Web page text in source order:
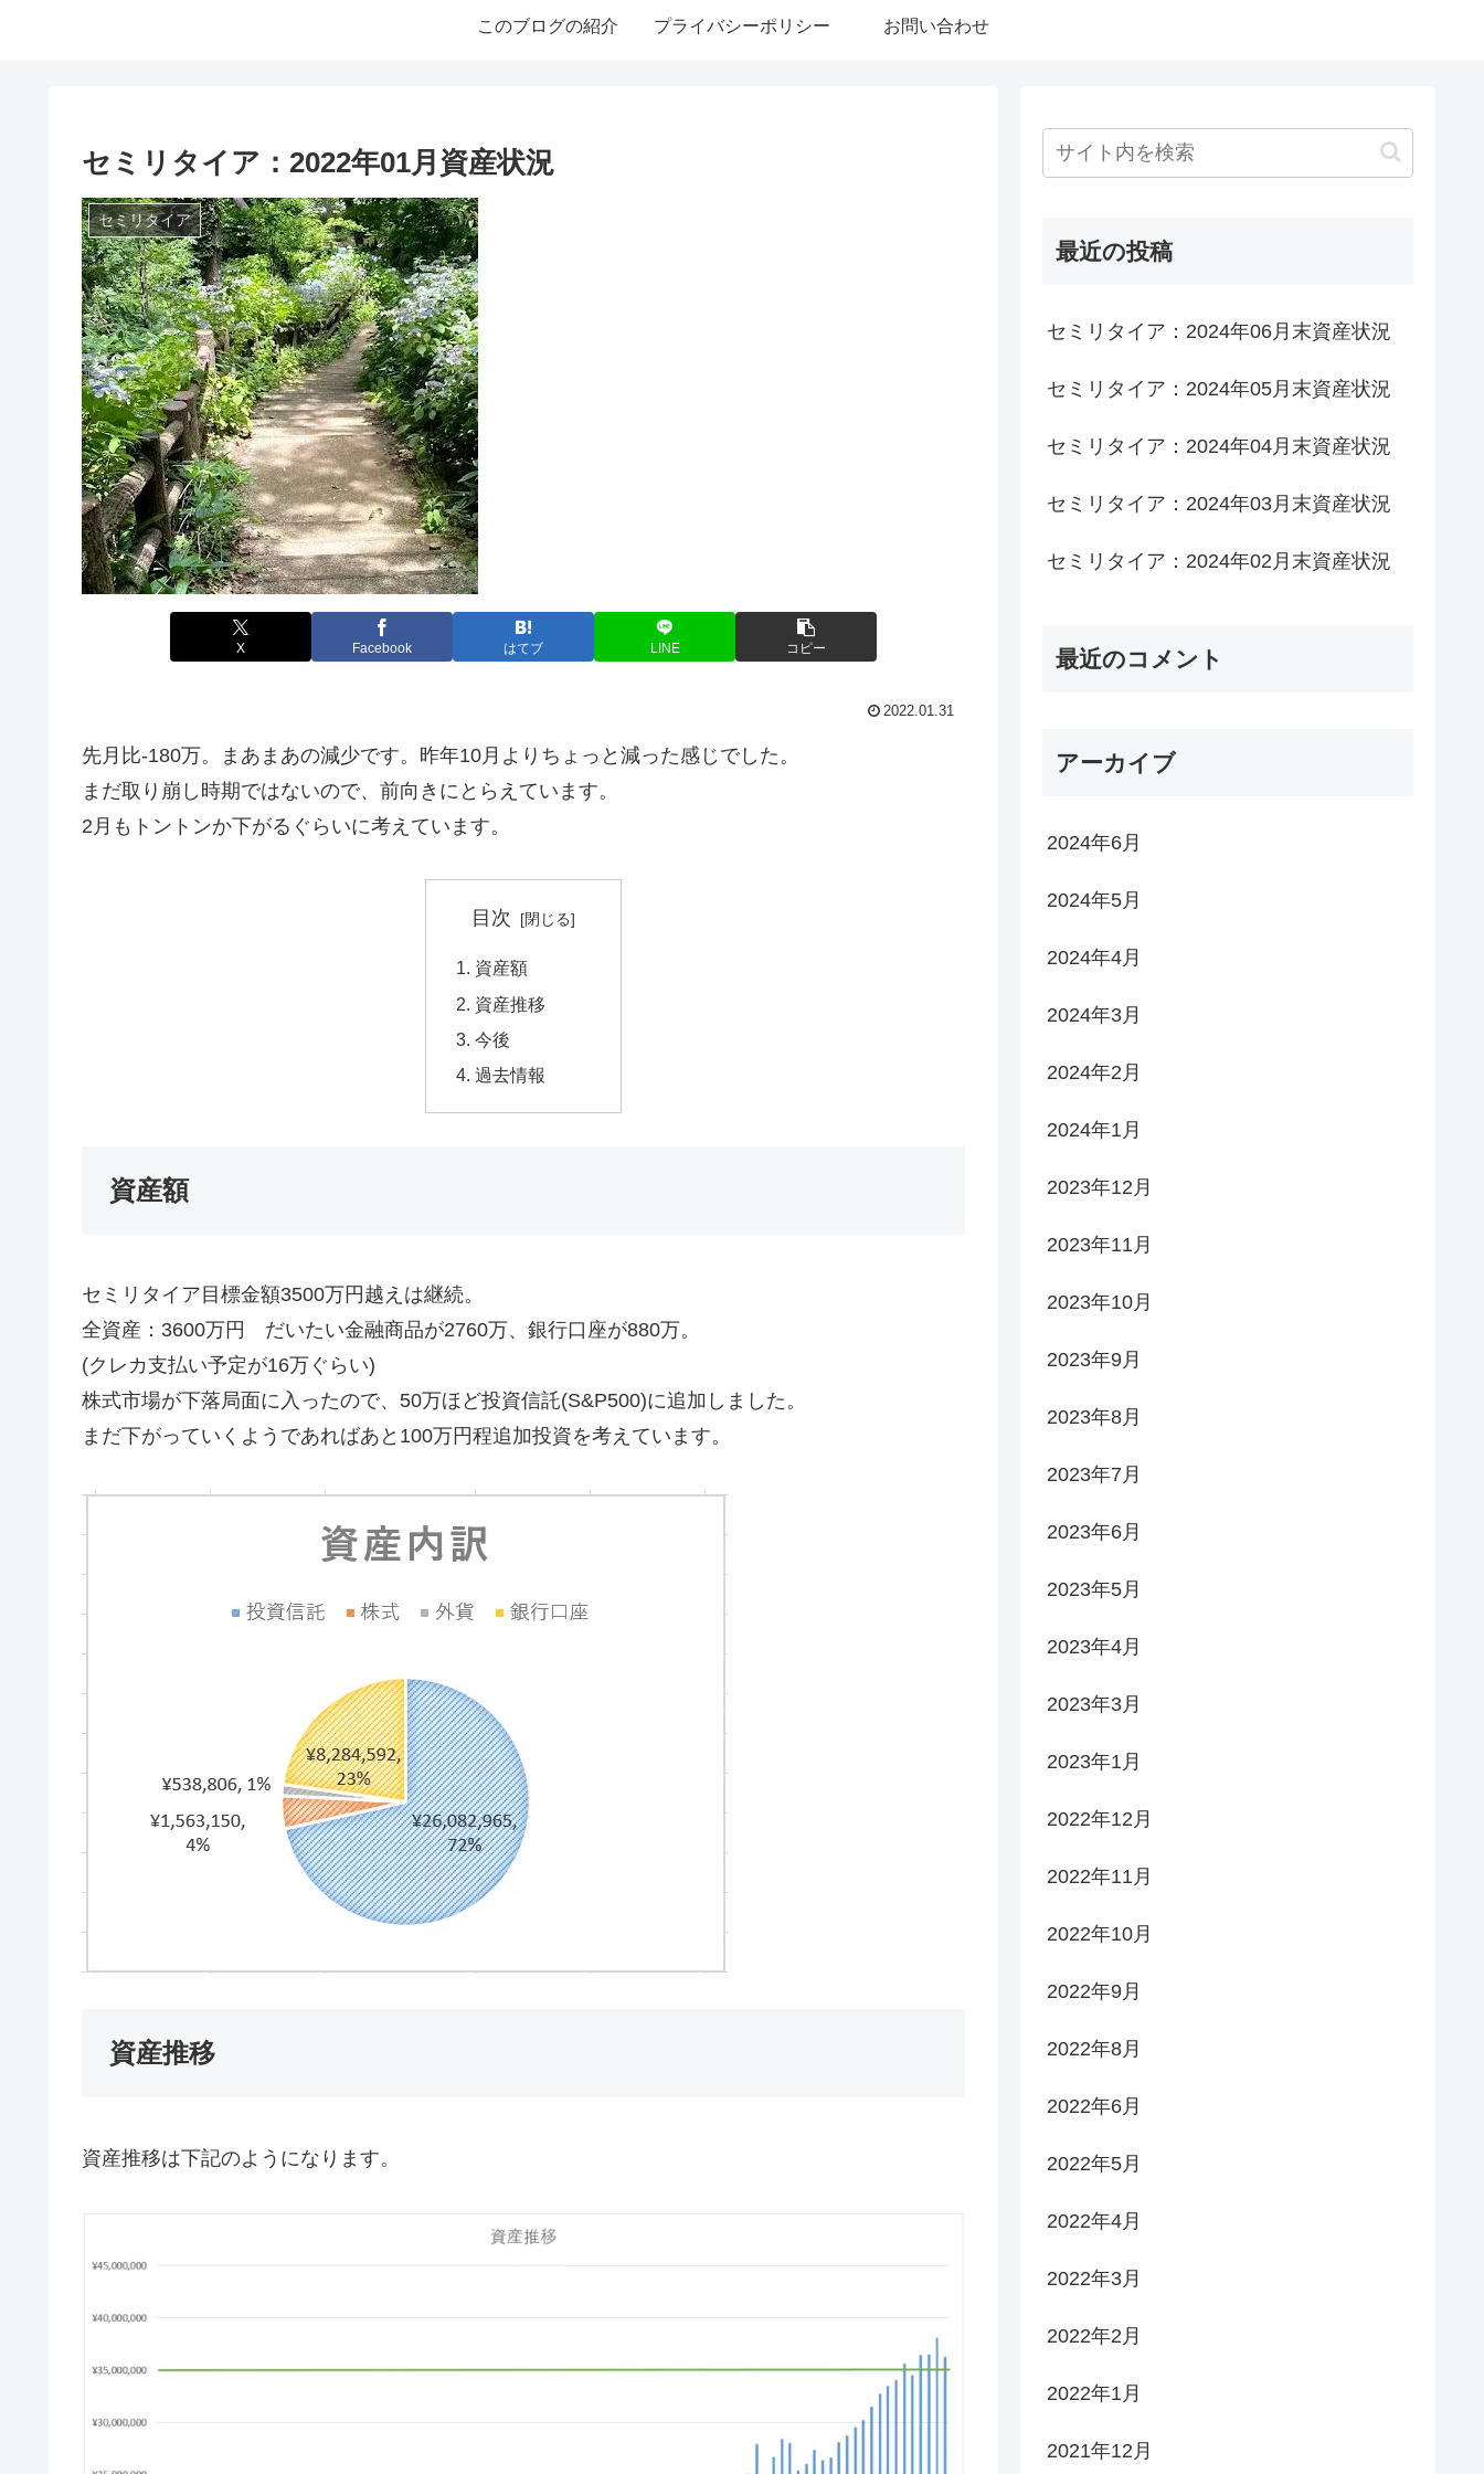
このブログの紹介 プライバシーポリシー お問い合わせ
セミリタイア：2022年01月資産状況
セミリタイア
X Facebook はてブ LINE コピー
2022.01.31
先月比-180万。まあまあの減少です。昨年10月よりちょっと減った感じでした。
まだ取り崩し時期ではないので、前向きにとらえています。
2月もトントンか下がるぐらいに考えています。
目次
資産額
資産推移
今後
過去情報
資産額
セミリタイア目標金額3500万円越えは継続。
全資産：3600万円 だいたい金融商品が2760万、銀行口座が880万。
(クレカ支払い予定が16万ぐらい)
株式市場が下落局面に入ったので、50万ほど投資信託(S&P500)に追加しました。
まだ下がっていくようであればあと100万円程追加投資を考えています。
資産推移
資産推移は下記のようになります。
最近の投稿
セミリタイア：2024年06月末資産状況
セミリタイア：2024年05月末資産状況
セミリタイア：2024年04月末資産状況
セミリタイア：2024年03月末資産状況
セミリタイア：2024年02月末資産状況
最近のコメント
アーカイブ
2024年6月
2024年5月
2024年4月
2024年3月
2024年2月
2024年1月
2023年12月
2023年11月
2023年10月
2023年9月
2023年8月
2023年7月
2023年6月
2023年5月
2023年4月
2023年3月
2023年1月
2022年12月
2022年11月
2022年10月
2022年9月
2022年8月
2022年6月
2022年5月
2022年4月
2022年3月
2022年2月
2022年1月
2021年12月